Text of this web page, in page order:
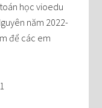
học vioedu
năm 2022-
để các em